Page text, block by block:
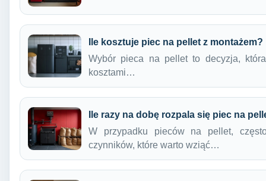
Ile kosztuje piec na pellet z montażem?
Wybór pieca na pellet to decyzja,
kosztami…
Ile razy na dobę rozpala się piec na
W przypadku pieców na pellet,
czynników, które warto wziąć…